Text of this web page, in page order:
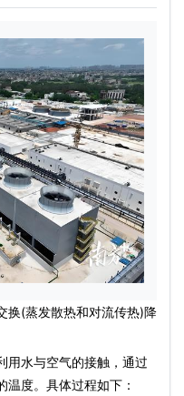
换(蒸发散热和对流传热)降
水与空气的接触，通过
度‌。具体过程如下：